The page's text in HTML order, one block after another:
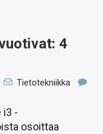
4
Tietotekniikka
i3 -
osoittaa